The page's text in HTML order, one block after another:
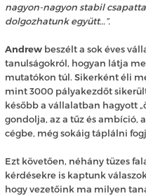
nagyon-nagyon stabil
dolgozhatunk együtt…”.
Andrew beszélt a sok éves
tanulságokról, hogyan látja
mutatókon túl. Sikerként éli
mint 3000 pályakezdőt
később a vállalatban hagyott
gondolja, az a tűz és ambíció,
cégbe, még sokáig táplálni
Ezt követően, néhány tüzes
kérdésekre is kaptunk
hogy vezetőink ma milyen